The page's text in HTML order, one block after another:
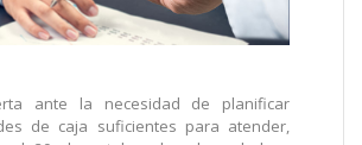
ante la necesidad de planificar
de caja suficientes para atender,